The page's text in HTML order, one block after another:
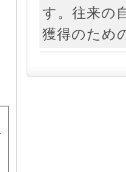
す。往来の
獲得のため